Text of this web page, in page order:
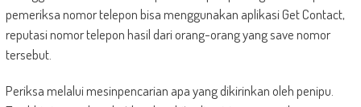
pemeriksa nomor telepon bisa menggunakan aplikasi Get Contact,
reputasi nomor telepon hasil dari orang-orang yang save nomor
tersebut.
Periksa melalui mesinpencarian apa yang dikirinkan oleh penipu.